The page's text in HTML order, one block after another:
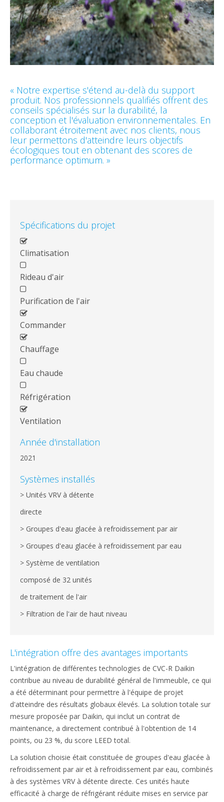
« Notre expertise s'étend au-delà du support
produit. Nos professionnels qualifiés offrent des
conseils spécialisés sur la durabilité, la
conception et l'évaluation environnementales. En
collaborant étroitement avec nos clients, nous
leur permettons d'atteindre leurs objectifs
écologiques tout en obtenant des scores de
performance optimum. »
Spécifications du projet
Climatisation
Rideau d'air
Purification de l'air
Commander
Chauffage
Eau chaude
Réfrigération
Ventilation
Année d'installation
2021
Systèmes installés
> Unités VRV à détente
directe
> Groupes d'eau glacée à refroidissement par air
> Groupes d'eau glacée à refroidissement par eau
> Système de ventilation
composé de 32 unités
de traitement de l'air
> Filtration de l'air de haut niveau
L'intégration offre des avantages importants
L'intégration de différentes technologies de CVC-R Daikin
contribue au niveau de durabilité général de l'immeuble, ce qui
a été déterminant pour permettre à l'équipe de projet
d'atteindre des résultats globaux élevés. La solution totale sur
mesure proposée par Daikin, qui inclut un contrat de
maintenance, a directement contribué à l'obtention de 14
points, ou 23 %, du score LEED total.
La solution choisie était constituée de groupes d'eau glacée à
refroidissement par air et à refroidissement par eau, combinés
à des systèmes VRV à détente directe. Ces unités haute
efficacité à charge de réfrigérant réduite mises en service par